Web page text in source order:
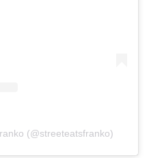
(@streeteatsfranko)